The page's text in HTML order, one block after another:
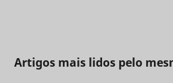
Artigos mais lidos pelo